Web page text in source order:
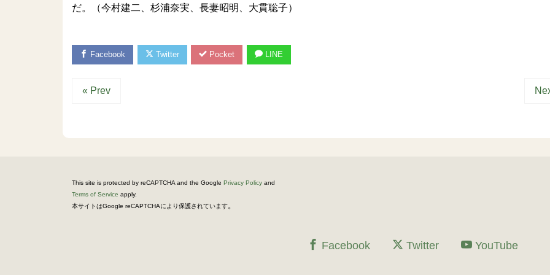
だ。（今村建二、杉浦奈実、長妻昭明、大貫聡子）
Facebook Twitter Pocket LINE
« Prev
This site is protected by reCAPTCHA and the Google Privacy Policy and
Terms of Service apply.
本サイトはGoogle reCAPTCHAにより保護されています。
Facebook Twitter YouTube